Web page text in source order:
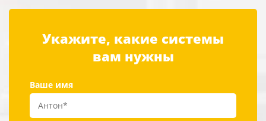
Укажите, какие системы
вам нужны
Ваше имя